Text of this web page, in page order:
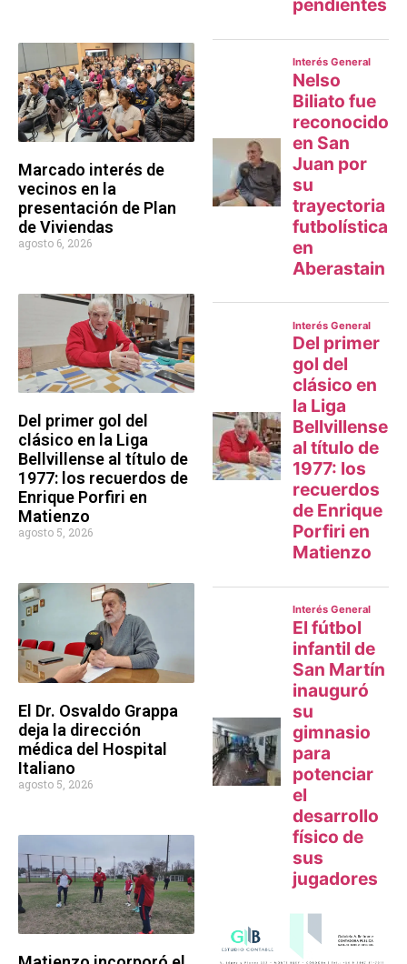
Marcado interés de
vecinos en la
presentación de Plan
de Viviendas
agosto 6, 2026
Del primer gol del
clásico en la Liga
Bellvillense al título de
1977: los recuerdos de
Enrique Porfiri en
Matienzo
agosto 5, 2026
El Dr. Osvaldo Grappa
deja la dirección
médica del Hospital
Italiano
agosto 5, 2026